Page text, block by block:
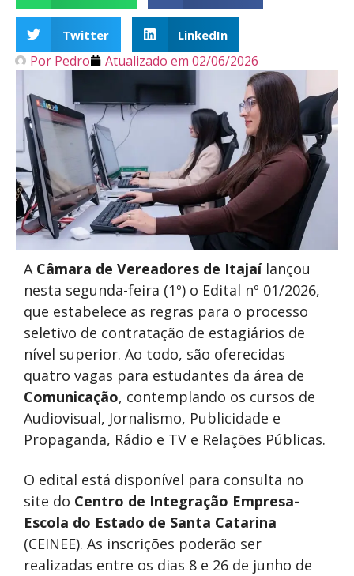
Twitter LinkedIn
Por Pedro Atualizado em 02/06/2026
A Câmara de Vereadores de Itajaílançou
nesta segunda-feira (1º) o Edital nº 01/2026,
que estabelece as regras para o processo
seletivo de contratação de estagiários de
nível superior. Ao todo, são oferecidas
quatro vagas para estudantes da área de
Comunicação, contemplando os cursos de
Audiovisual, Jornalismo, Publicidade e
Propaganda, Rádio e TV e Relações Públicas.
O edital está disponível para consulta no
site do Centro de Integração Empresa-
Escola do Estado de Santa Catarina
(CEINEE). As inscrições poderão ser
realizadas entre os dias 8 e 26 de junho de